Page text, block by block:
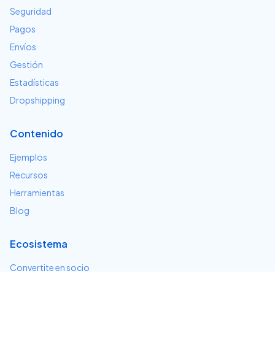
Seguridad
Pagos
Envíos
Gestión
Estadísticas
Dropshipping
Contenido
Ejemplos
Recursos
Herramientas
Blog
Ecosistema
Convertite en socio